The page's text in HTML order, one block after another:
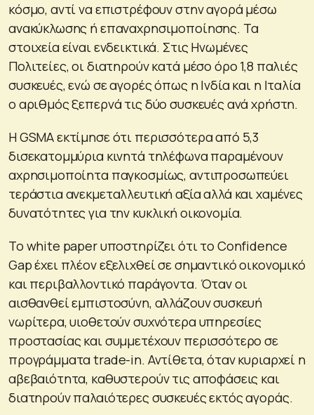
κόσμο, αντί να επιστρέφουν στην αγορά μέσω
ανακύκλωσης ή επαναχρησιμοποίησης. Τα
στοιχεία είναι ενδεικτικά. Στις Ηνωμένες
Πολιτείες, οι διατηρούν κατά μέσο όρο 1,8 παλιές
συσκευές, ενώ σε αγορές όπως η Ινδία και η Ιταλία
ο αριθμός ξεπερνά τις δύο συσκευές ανά χρήστη.
Η GSMA εκτίμησε ότι περισσότερα από 5,3
δισεκατομμύρια κινητά τηλέφωνα παραμένουν
αχρησιμοποίητα παγκοσμίως, αντιπροσωπεύει
τεράστια ανεκμεταλλευτική αξία αλλά και χαμένες
δυνατότητες για την κυκλική οικονομία.
Το white paper υποστηρίζει ότι το Confidence
Gap έχει πλέον εξελιχθεί σε σημαντικό οικονομικό
και περιβαλλοντικό παράγοντα. Όταν οι
αισθανθεί εμπιστοσύνη, αλλάζουν συσκευή
νωρίτερα, υιοθετούν συχνότερα υπηρεσίες
προστασίας και συμμετέχουν περισσότερο σε
προγράμματα trade-in. Αντίθετα, όταν κυριαρχεί η
αβεβαιότητα, καθυστερούν τις αποφάσεις και
διατηρούν παλαιότερες συσκευές εκτός αγοράς.